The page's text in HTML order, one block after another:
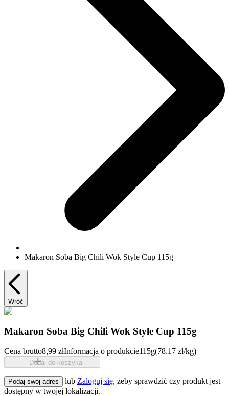
Makaron Soba Big Chili Wok Style Cup 115g
Wróć
Makaron Soba Big Chili Wok Style Cup 115g
Cena brutto8,99 złInformacja o produkcie115g(78.17 zł/kg)
Dodaj do koszyka
Podaj swój adres lub Zaloguj się, żeby sprawdzić czy produkt jest
dostępny w twojej lokalizacji.